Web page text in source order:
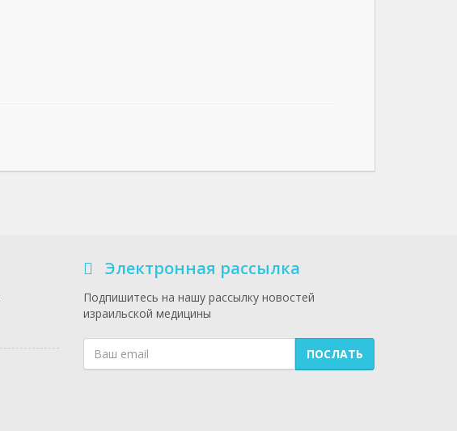
Электронная рассылка
Подпишитесь на нашу рассылку новостей
израильской медицины
ПОСЛАТЬ